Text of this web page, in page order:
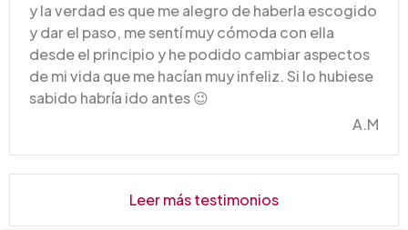
y la verdad es que me alegro de haberla escogido
y dar el paso, me sentí muy cómoda con ella
desde el principio y he podido cambiar aspectos
de mi vida que me hacían muy infeliz. Si lo hubiese
sabido habría ido antes 😉
A.M
Leer más testimonios